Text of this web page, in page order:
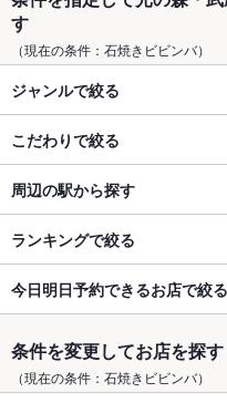
す
（現在の条件：石焼きビビンバ）
ジャンルで絞る
こだわりで絞る
周辺の駅から探す
ランキングで絞る
今日明日予約できるお店で絞る
条件を変更してお店を探す
（現在の条件：石焼きビビンバ）